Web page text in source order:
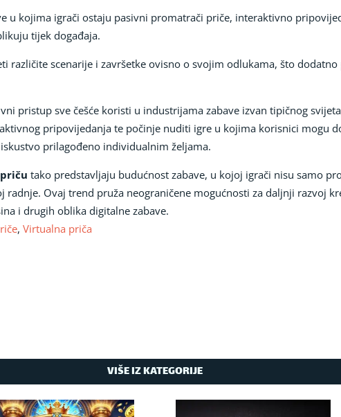
u kojima igrači ostaju pasivni promatrači priče, interaktivno
tijek događaja.
različite scenarije i završetke ovisno o svojim odlukama, što
pristup sve češće koristi u industrijama zabave izvan tipičnog
pripovijedanja te počinje nuditi igre u kojima korisnici mogu
prilagođeno individualnim željama.
tako predstavljaju budućnost zabave, u kojoj igrači nisu samo
Ovaj trend pruža neograničene mogućnosti za daljnji razvoj
i drugih oblika digitalne zabave.
, Virtualna priča
VIŠE IZ KATEGORIJE